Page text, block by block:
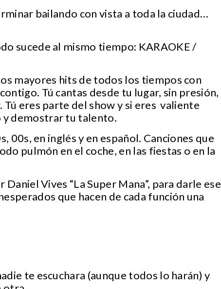
bailando con vista a toda la ciudad…
sucede al mismo tiempo: KARAOKE /
mayores hits de todos los tiempos con
Tú cantas desde tu lugar, sin presión,
eres parte del show y si eres valiente
y demostrar tu talento.
00s, en inglés y en español. Canciones que
pulmón en el coche, en las fiestas o en la
Vives “La Super Mana”, para darle ese
que hacen de cada función una
te escuchara (aunque todos lo harán) y